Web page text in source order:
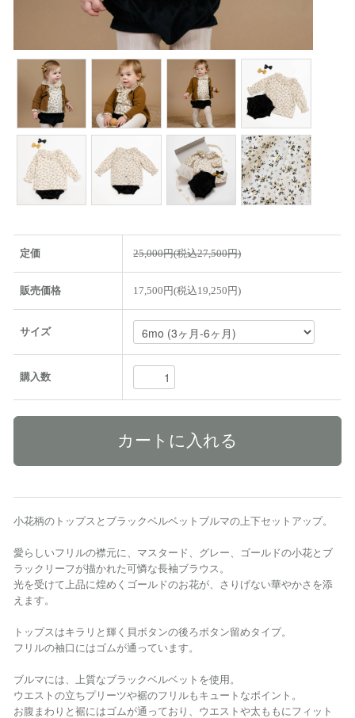
定価 25,000円(税込27,500円)
販売価格 17,500円(税込19,250円)
サイズ
購入数
小花柄のトップスとブラックベルベットブルマの上下セットアップ。
愛らしいフリルの襟元に、マスタード、グレー、ゴールドの小花とブ
ラックリーフが描かれた可憐な長袖ブラウス。
光を受けて上品に煌めくゴールドのお花が、さりげない華やかさを添
えます。
トップスはキラリと輝く貝ボタンの後ろボタン留めタイプ。
フリルの袖口にはゴムが通っています。
ブルマには、上質なブラックベルベットを使用。
ウエストの立ちプリーツや裾のフリルもキュートなポイント。
お腹まわりと裾にはゴムが通っており、ウエストや太ももにフィット